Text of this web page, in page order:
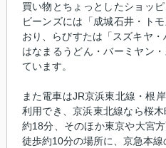
買い物とちょっとしたショッ
ビーンズには「成城石井・ト
おり、らびすたは「スズキヤ・
はなまるうどん・バーミヤン
ています。
また電車はJR京浜東北線・根
利用でき、京浜東北線なら桜
約18分、そのほか東京や大宮
徒歩約10分の場所に、京急本線